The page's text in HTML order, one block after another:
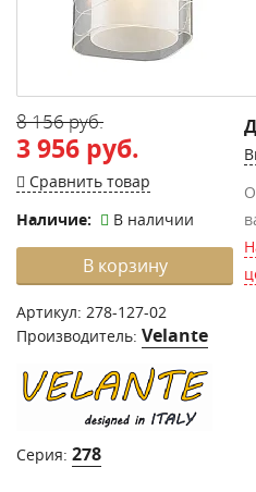
8 156 руб.
3 956 руб.
Сравнить товар
Наличие:
В наличии
В корзину
Артикул: 278-127-02
Производитель: Velante
Серия: 278